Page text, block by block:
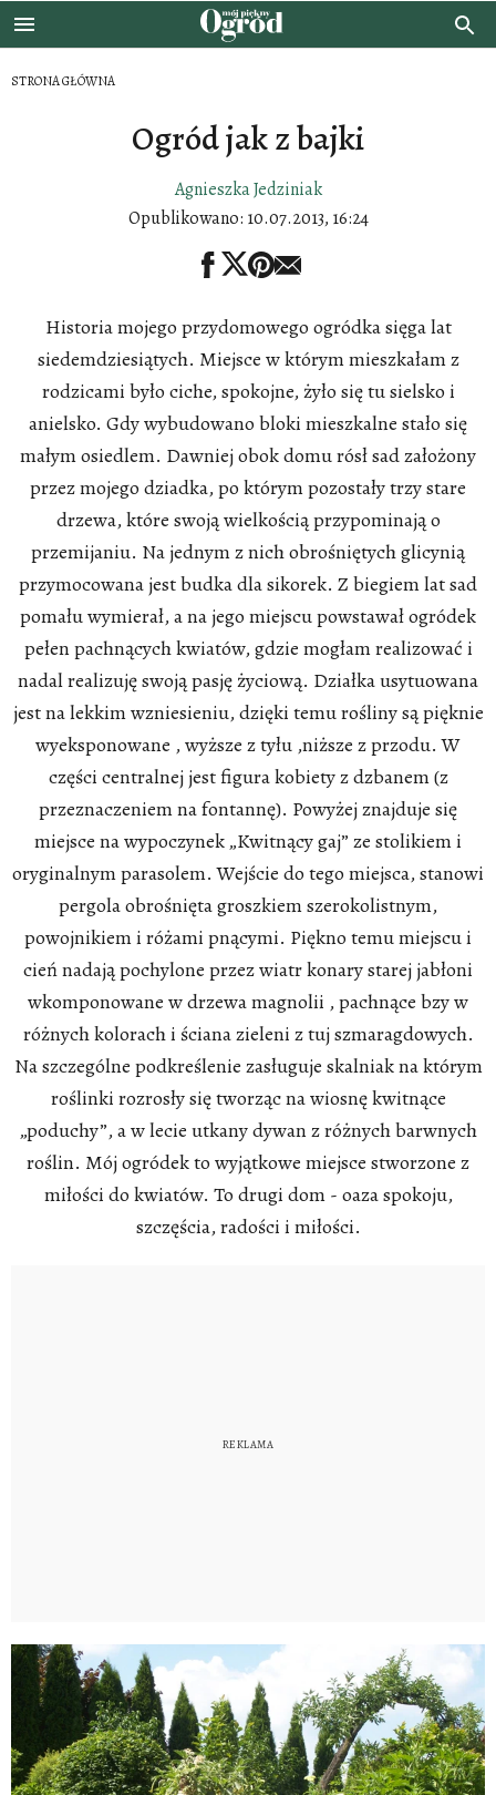
STRONA GŁÓWNA
Ogród jak z bajki
Agnieszka Jedziniak
Opublikowano: 10.07.2013, 16:24
Historia mojego przydomowego ogródka sięga lat
siedemdziesiątych. Miejsce w którym mieszkałam z
rodzicami było ciche, spokojne, żyło się tu sielsko i
anielsko. Gdy wybudowano bloki mieszkalne stało się
małym osiedlem. Dawniej obok domu rósł sad założony
przez mojego dziadka, po którym pozostały trzy stare
drzewa, które swoją wielkością przypominają o
przemijaniu. Na jednym z nich obrośniętych glicynią
przymocowana jest budka dla sikorek. Z biegiem lat sad
pomału wymierał, a na jego miejscu powstawał ogródek
pełen pachnących kwiatów, gdzie mogłam realizować i
nadal realizuję swoją pasję życiową. Działka usytuowana
jest na lekkim wzniesieniu, dzięki temu rośliny są pięknie
wyeksponowane , wyższe z tyłu ,niższe z przodu. W
części centralnej jest figura kobiety z dzbanem (z
przeznaczeniem na fontannę). Powyżej znajduje się
miejsce na wypoczynek „Kwitnący gaj” ze stolikiem i
oryginalnym parasolem. Wejście do tego miejsca, stanowi
pergola obrośnięta groszkiem szerokolistnym,
powojnikiem i różami pnącymi. Piękno temu miejscu i
cień nadają pochylone przez wiatr konary starej jabłoni
wkomponowane w drzewa magnolii , pachnące bzy w
różnych kolorach i ściana zieleni z tuj szmaragdowych.
Na szczególne podkreślenie zasługuje skalniak na którym
roślinki rozrosły się tworząc na wiosnę kwitnące
„poduchy”, a w lecie utkany dywan z różnych barwnych
roślin. Mój ogródek to wyjątkowe miejsce stworzone z
miłości do kwiatów. To drugi dom - oaza spokoju,
szczęścia, radości i miłości.